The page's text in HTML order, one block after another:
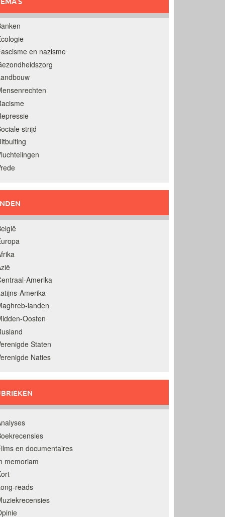
en nazisme
strijd
Amerika
Amerika
landen
Oosten
Staten
Naties
en documentaires
memoriam
reads